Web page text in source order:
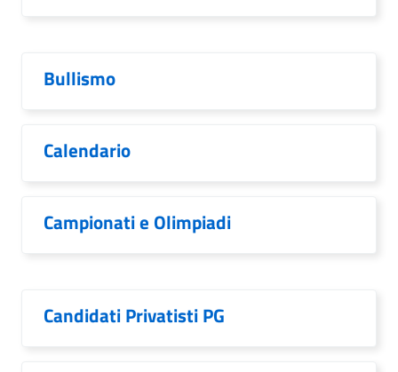
Bullismo
Calendario
Campionati e Olimpiadi
Candidati Privatisti PG